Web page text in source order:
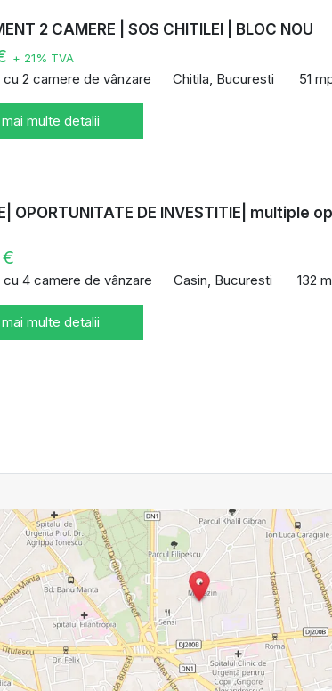
2 CAMERE | SOS CHITILEI | BLOC NOU
+ 21% TVA
2 camere de vânzare Chitila, Bucuresti 51
multe detalii
OPORTUNITATE DE INVESTITIE| multiple
4 camere de vânzare Casin, Bucuresti 132
multe detalii